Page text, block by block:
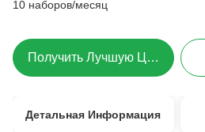
10 наборов/месяц
Получить Лучшую Цену
Детальная Информация